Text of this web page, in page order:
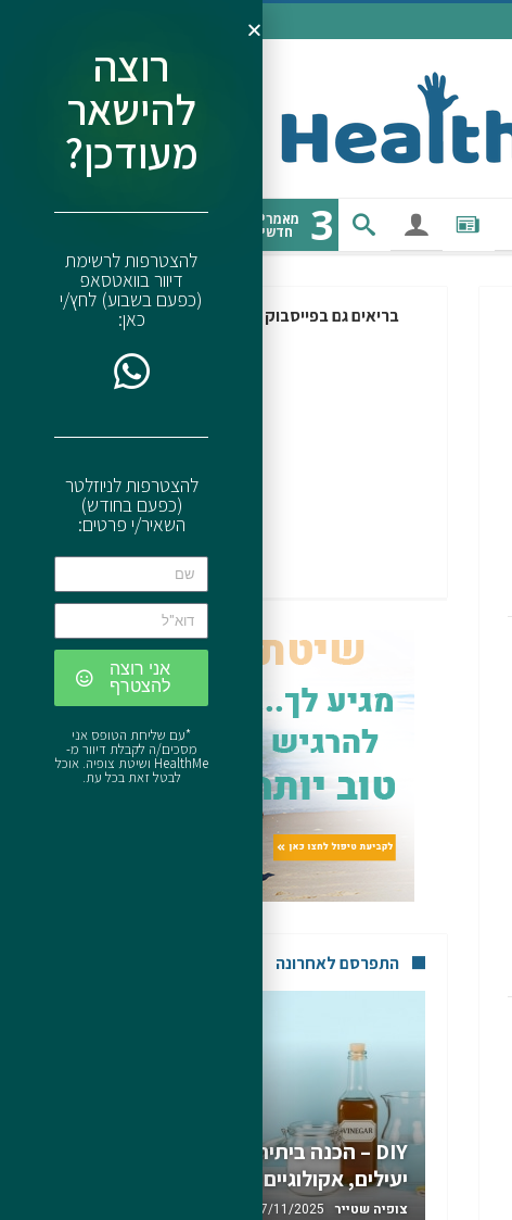
3 מאמרים
חדשים
בריאים גם בפייסבוק
התפרסם לאחרונה
DIY – הכנה ביתית של חומרי ניקוי
יעילים, אקולוגיים ולא רעילים
צופיה שטייר 17/11/2025
רוצה
להישאר
מעודכן?
להצטרפות לרשימת
דיוור בוואטסאפ
(כפעם בשבוע) לחץ/י
כאן:
להצטרפות לניוזלטר
(כפעם בחודש)
השאיר/י פרטים:
אני רוצה
להצטרף
*עם שליחת הטופס אני
מסכים/ה לקבלת דיוור מ-
HealthMe ושיטת צופיה. אוכל
לבטל זאת בכל עת.